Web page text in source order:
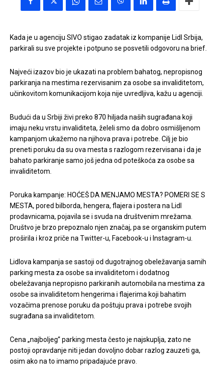
Kada je u agenciju SIVO stigao zadatak iz kompanije Lidl Srbija,
parkirali su sve projekte i potpuno se posvetili odgovoru na brief.
Najveći izazov bio je ukazati na problem bahatog, nepropisnog
parkiranja na mestima rezervisanim za osobe sa invaliditetom,
učinkovitom komunikacijom koja nije uvredljiva, kažu u agenciji.
Budući da u Srbiji živi preko 870 hiljada naših sugrađana koji
imaju neku vrstu invaliditeta, želeli smo da dobro osmišljenom
kampanjom ukažemo na njihova prava i potrebe. Cilj je bio
preneti poruku da su ova mesta s razlogom rezervisana i da je
bahato parkiranje samo još jedna od poteškoća za osobe sa
invaliditetom.
Poruka kampanje: HOĆEŠ DA MENJAMO MESTA? POMERI SE S
MESTA, pored bilborda, hengera, flajera i postera na Lidl
prodavnicama, pojavila se i svuda na društvenim mrežama.
Društvo je brzo prepoznalo njen značaj, pa se organskim putem
proširila i kroz priče na Twitter-u, Facebook-u i Instagram-u.
Lidlova kampanja se sastoji od dugotrajnog obeležavanja samih
parking mesta za osobe sa invaliditetom i dodatnog
obeležavanja nepropisno parkiranih automobila na mestima za
osobe sa invaliditetom hengerima i flajerima koji bahatim
vozačima prenose poruku da poštuju prava i potrebe svojih
sugrađana sa invaliditetom.
Cena „najboljeg” parking mesta često je najskuplja, zato ne
postoji opravdanje niti jedan dovoljno dobar razlog zauzeti ga,
osim ako na to imamo pripadajuće pravo.